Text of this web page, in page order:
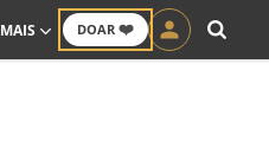
DOAR ❤️
MAIS